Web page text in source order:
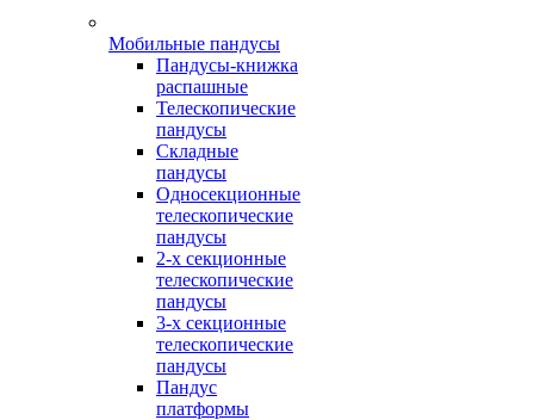
Мобильные пандусы
Пандусы-книжка
распашные
Телескопические
пандусы
Складные
пандусы
Односекционные
телескопические
пандусы
2-х секционные
телескопические
пандусы
3-х секционные
телескопические
пандусы
Пандус
платформы